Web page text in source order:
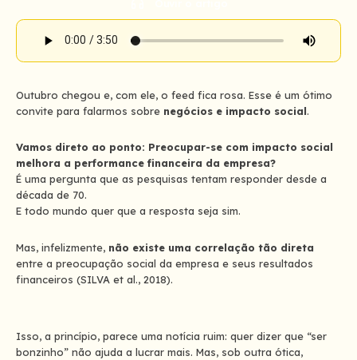
Outubro chegou e, com ele, o feed fica rosa. Esse é um ótimo
convite para falarmos sobre negócios e impacto social.
Vamos direto ao ponto: Preocupar-se com impacto social
melhora a performance financeira da empresa?
É uma pergunta que as pesquisas tentam responder desde a
década de 70.
E todo mundo quer que a resposta seja sim.
Mas, infelizmente, não existe uma correlação tão direta
entre a preocupação social da empresa e seus resultados
financeiros (SILVA et al., 2018).
Isso, a princípio, parece uma notícia ruim: quer dizer que “ser
bonzinho” não ajuda a lucrar mais. Mas, sob outra ótica,